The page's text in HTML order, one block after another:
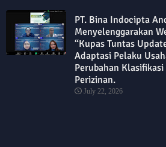
PT. Bina Indocipta
Menyelenggarakan
“Kupas Tuntas
Adaptasi Pelaku
Perubahan
Perizinan.
July 22, 2026